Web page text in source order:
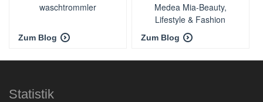
waschtrommler
Zum Blog
Medea Mia-Beauty,
Lifestyle & Fashion
Zum Blog
Statistik